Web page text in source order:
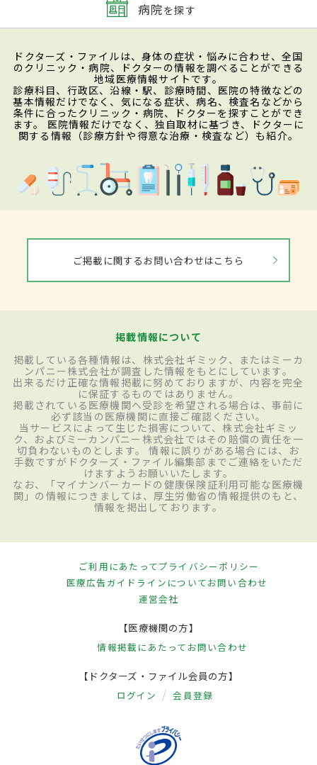
病院を探す
ドクターズ・ファイルは、身体の症状・悩みに合わせ、全国
のクリニック・病院、ドクターの情報を調べることができる
地域医療情報サイトです。
診療科目、行政区、沿線・駅、診療時間、医院の特徴などの
基本情報だけでなく、気になる症状、病名、検査名などから
条件に合ったクリニック・病院、ドクターを探すことができ
ます。 医院情報だけでなく、独自取材に基づき、ドクターに
関する情報（診療方針や得意な治療・検査など）も紹介。
ご掲載に関するお問い合わせはこちら
掲載情報について
掲載している各種情報は、株式会社ギミック、またはミーカ
ンパニー株式会社が調査した情報をもとにしています。
出来るだけ正確な情報掲載に努めておりますが、内容を完全
に保証するものではありません。
掲載されている医療機関へ受診を希望される場合は、事前に
必ず該当の医療機関に直接ご確認ください。
当サービスによって生じた損害について、株式会社ギミッ
ク、およびミーカンパニー株式会社ではその賠償の責任を一
切負わないものとします。 情報に誤りがある場合には、お
手数ですがドクターズ・ファイル編集部までご連絡をいただ
けますようお願いいたします。
なお、「マイナンバーカードの健康保険証利用可能な医療機
関」の情報につきましては、厚生労働省の情報提供のもと、
情報を掲出しております。
ご利用にあたってプライバシーポリシー
医療広告ガイドラインについてお問い合わせ
運営会社
【医療機関の方】
情報掲載にあたって お問い合わせ
【ドクターズ・ファイル会員の方】
ログイン 会員登録